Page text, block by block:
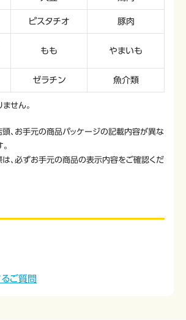
ピスタチオ 豚肉
もも やまいも
ゼラチン 魚介類
せん。
、お手元の商品パッケージの記載内容が異な
、必ずお手元の商品の表示内容をご確認くだ
ご質問